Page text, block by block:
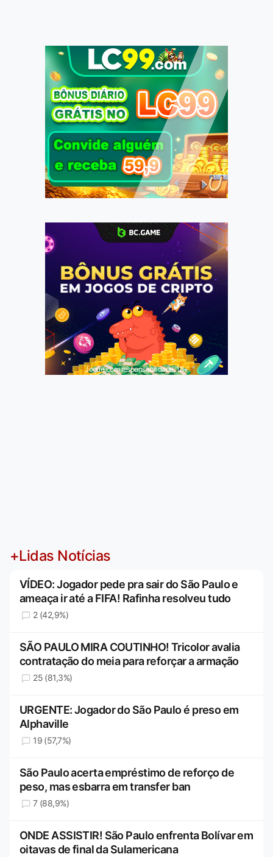
Jogue com responsabilidade. 18+
+Lidas Notícias
VÍDEO: Jogador pede pra sair do São Paulo e
ameaça ir até a FIFA! Rafinha resolveu tudo
2 (42,9%)
SÃO PAULO MIRA COUTINHO! Tricolor avalia
contratação do meia para reforçar a armação
25 (81,3%)
URGENTE: Jogador do São Paulo é preso em
Alphaville
19 (57,7%)
São Paulo acerta empréstimo de reforço de
peso, mas esbarra em transfer ban
7 (88,9%)
ONDE ASSISTIR! São Paulo enfrenta Bolívar em
oitavas de final da Sulamericana